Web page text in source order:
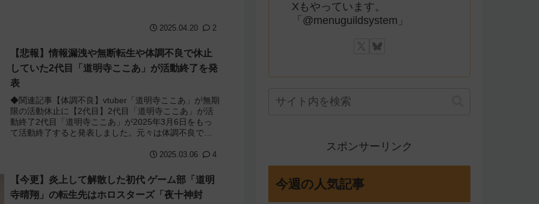
2025.04.20 2
【悲報】情報漏洩や無断転生や体調不良で休止
していた2代目「道明寺ここあ」が活動終了を発
表
◆関連記事【体調不良】vtuber「道明寺ここあ」が無期
限の活動休止に【2代目】2代目「道明寺ここあ」が活
動終了2代目「道明寺ここあ」が2025年3月6日をもっ
て活動終了すると発表しました。元々は体調不良で無
2025.03.06 4
【今更】炎上して解散した初代 ゲーム部「道明
寺晴翔」の転生先はホロスターズ「夜十神封
Xもやっています。
「@menuguildsystem」
スポンサーリンク
今週の人気記事